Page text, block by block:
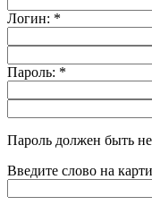
Логин: *
Пароль: *
Пароль должен быть
Введите слово на